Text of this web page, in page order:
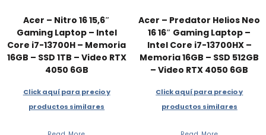
Acer – Nitro 16 15,6″
Gaming Laptop – Intel
Core i7-13700H – Memoria
16GB – SSD 1TB – Video RTX
4050 6GB
Click aquí para precio y
productos similares
Acer – Predator Helios Neo
16 16″ Gaming Laptop –
Intel Core i7-13700HX –
Memoria 16GB – SSD 512GB
– Video RTX 4050 6GB
Click aquí para precio y
productos similares